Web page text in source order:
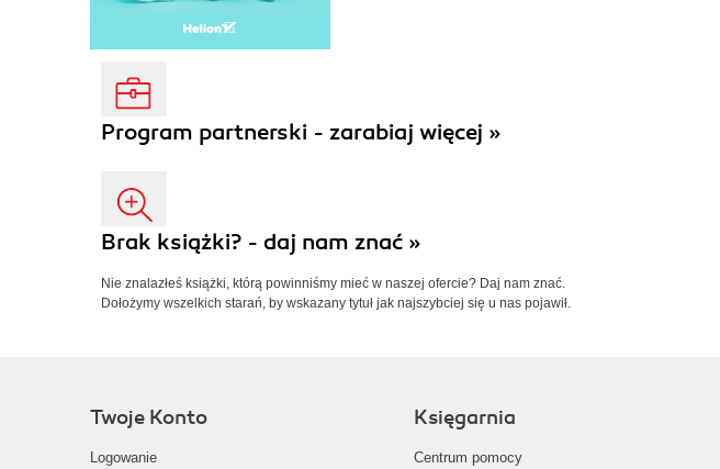
Program partnerski - zarabiaj więcej »
Brak książki? - daj nam znać »
Nie znalazłeś książki, którą powinniśmy mieć w naszej ofercie? Daj nam znać.
Dołożymy wszelkich starań, by wskazany tytuł jak najszybciej się u nas pojawił.
Twoje Konto
Logowanie
Księgarnia
Centrum pomocy